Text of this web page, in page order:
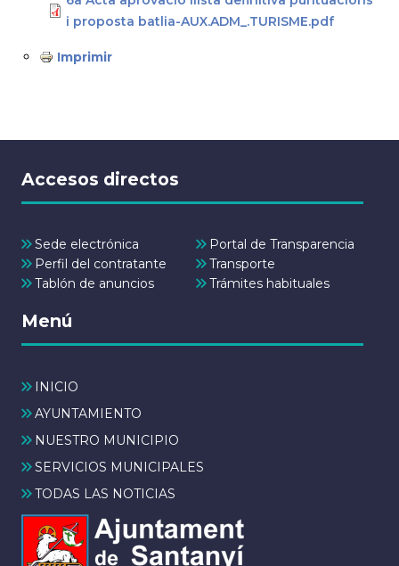
i proposta batlia-AUX.ADM_.TURISME.pdf
Imprimir
Accesos directos
Sede electrónica
Portal de Transparencia
Perfil del contratante
Transporte
Tablón de anuncios
Trámites habituales
Menú
INICIO
AYUNTAMIENTO
NUESTRO MUNICIPIO
SERVICIOS MUNICIPALES
TODAS LAS NOTICIAS